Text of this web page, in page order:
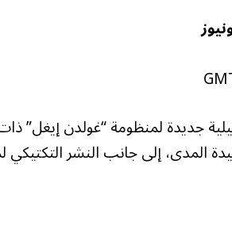
جديدة لمنظومة “غولدن إيغل”
المدى، إلى جانب النشر